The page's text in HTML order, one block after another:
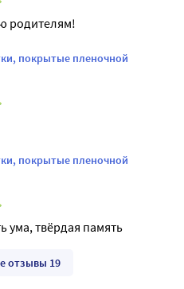
родителям!
покрытые пленочной
покрытые пленочной
ума, твёрдая память
отзывы 19